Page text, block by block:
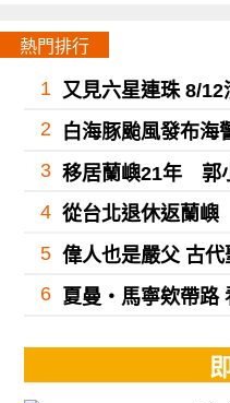
熱門排行
1 又見六星連珠 8/12
2 白海豚颱風發布海
3 移居蘭嶼21年 郭
4 從台北退休返蘭
5 偉人也是嚴父 古
6 夏曼・馬寧欸帶路